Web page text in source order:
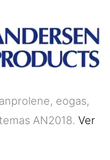
eogas,
AN2018. Ver